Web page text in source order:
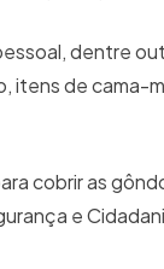
dentre
itens de cama-
cobrir as
e